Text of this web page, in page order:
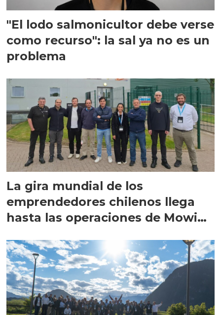
"El lodo salmonicultor debe verse
como recurso": la sal ya no es un
problema
La gira mundial de los
emprendedores chilenos llega
hasta las operaciones de Mowi